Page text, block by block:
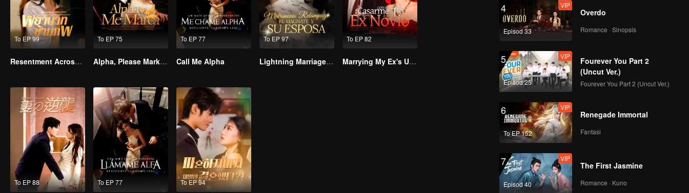
To EP 99
Resentment Across Worlds
To EP 75
Alpha, Please Mark Me
To EP 77
Call Me Alpha
To EP 97
Lightning Marriage: The Magnate and His Wife
To EP 82
Marrying My Ex's Uncle
To EP 88 To EP 77 To EP 94
4
Episod 33
VIP
Overdo
Romance · Sinopsis
5
Episod 25
VIP
Fourever You Part 2
(Uncut Ver.)
Fourever You Part 2 (Uncut Ver.)
6
To EP 152
VIP
Renegade Immortal
Fantasi
7
Episod 40
VIP
The First Jasmine
Romance · Kuno